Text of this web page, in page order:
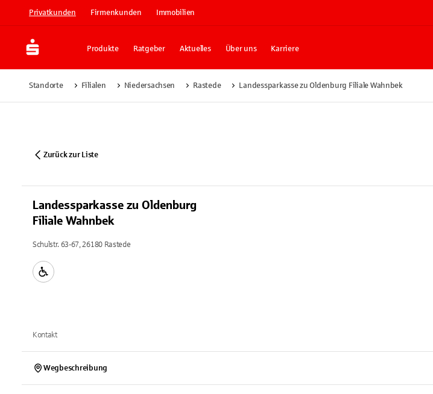
Privatkunden Firmenkunden Immobilien
Produkte Ratgeber Aktuelles Über uns Karriere
Standorte Filialen Niedersachsen Rastede Landessparkasse zu Oldenburg Filiale Wahnbek
Zurück zur Liste
Landessparkasse zu Oldenburg
Filiale Wahnbek
Schulstr. 63-67, 26180 Rastede
Kontakt
Wegbeschreibung